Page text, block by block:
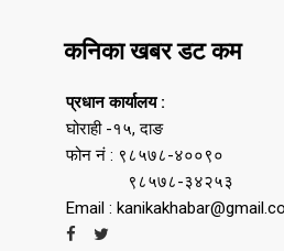
कनिका खबर डट कम
प्रधान कार्यालय :
घोराही -१५, दाङ
फोन नं : ९८५७८-४००९०
९८५७८-३४२५३
Email :